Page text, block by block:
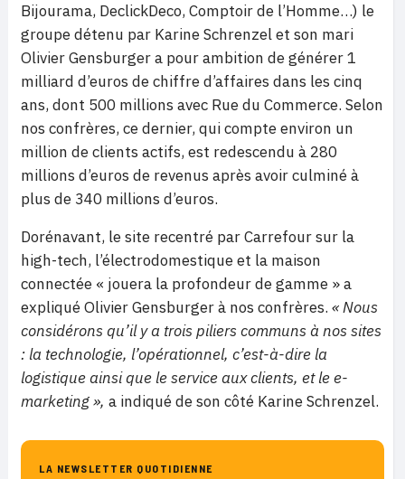
Bijourama, DeclickDeco, Comptoir de l’Homme…) le
groupe détenu par Karine Schrenzel et son mari
Olivier Gensburger a pour ambition de générer 1
milliard d’euros de chiffre d’affaires dans les cinq
ans, dont 500 millions avec Rue du Commerce. Selon
nos confrères, ce dernier, qui compte environ un
million de clients actifs, est redescendu à 280
millions d’euros de revenus après avoir culminé à
plus de 340 millions d’euros.
Dorénavant, le site recentré par Carrefour sur la
high-tech, l’électrodomestique et la maison
connectée « jouera la profondeur de gamme » a
expliqué Olivier Gensburger à nos confrères. « Nous
considérons qu’il y a trois piliers communs à nos sites
: la technologie, l’opérationnel, c’est-à-dire la
logistique ainsi que le service aux clients, et le e-
marketing », a indiqué de son côté Karine Schrenzel.
LA NEWSLETTER QUOTIDIENNE